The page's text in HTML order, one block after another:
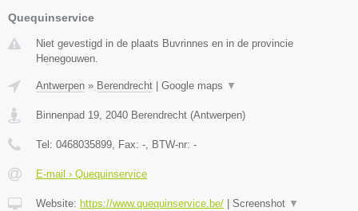
Quequinservice
Niet gevestigd in de plaats Buvrinnes en in de provincie
Henegouwen.
Antwerpen » Berendrecht Google maps ▼
Binnenpad 19, 2040 Berendrecht (Antwerpen)
Tel: 0468035899, Fax: -, BTW-nr: -
E-mail › Quequinservice
Website: https://www.quequinservice.be/ Screenshot ▼